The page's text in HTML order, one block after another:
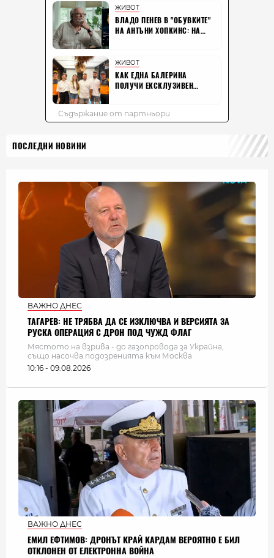
ПОСЛЕДНИ НОВИНИ
ВАЖНО ДНЕС
ТАГАРЕВ: НЕ ТРЯБВА ДА СЕ ИЗКЛЮЧВА И ВЕРСИЯТА ЗА
РУСКА ОПЕРАЦИЯ С ДРОН ПОД ЧУЖД ФЛАГ
Мястото на взрива - до газопровода за Украйна,
също насочва подозренията към Москва
10:16 - 09.08.2026
ВАЖНО ДНЕС
ЕМИЛ ЕФТИМОВ: ДРОНЪТ КРАЙ КАРДАМ ВЕРОЯТНО Е БИЛ
ОТКЛОНЕН ОТ ЕЛЕКТРОННА ВОЙНА